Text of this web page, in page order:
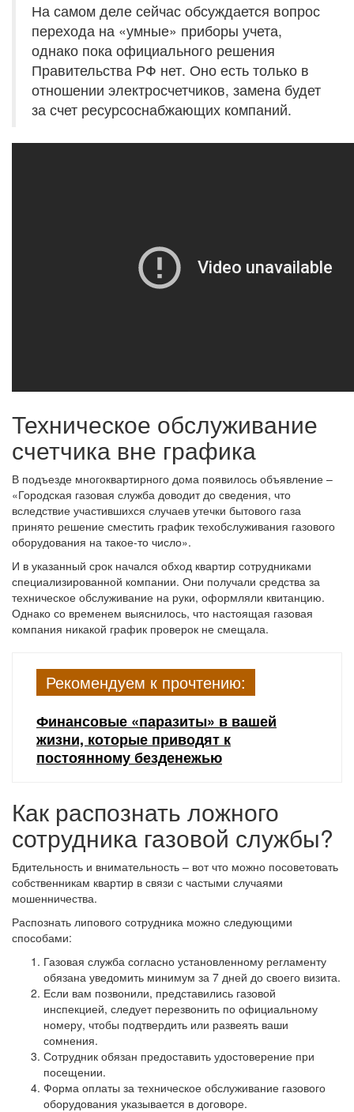
На самом деле сейчас обсуждается вопрос
перехода на «умные» приборы учета,
однако пока официального решения
Правительства РФ нет. Оно есть только в
отношении электросчетчиков, замена будет
за счет ресурсоснабжающих компаний.
Техническое обслуживание
счетчика вне графика
В подъезде многоквартирного дома появилось объявление –
«Городская газовая служба доводит до сведения, что
вследствие участившихся случаев утечки бытового газа
принято решение сместить график техобслуживания газового
оборудования на такое-то число».
И в указанный срок начался обход квартир сотрудниками
специализированной компании. Они получали средства за
техническое обслуживание на руки, оформляли квитанцию.
Однако со временем выяснилось, что настоящая газовая
компания никакой график проверок не смещала.
Рекомендуем к прочтению:
Финансовые «паразиты» в вашей
жизни, которые приводят к
постоянному безденежью
Как распознать ложного
сотрудника газовой службы?
Бдительность и внимательность – вот что можно посоветовать
собственникам квартир в связи с частыми случаями
мошенничества.
Распознать липового сотрудника можно следующими
способами:
Газовая служба согласно установленному регламенту
обязана уведомить минимум за 7 дней до своего визита.
Если вам позвонили, представились газовой
инспекцией, следует перезвонить по официальному
номеру, чтобы подтвердить или развеять ваши
сомнения.
Сотрудник обязан предоставить удостоверение при
посещении.
Форма оплаты за техническое обслуживание газового
оборудования указывается в договоре.